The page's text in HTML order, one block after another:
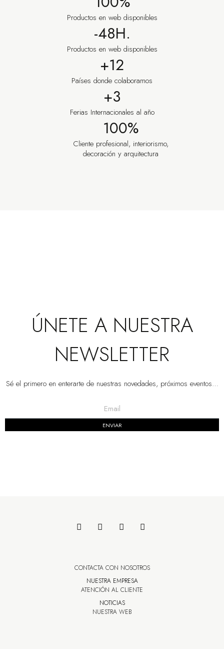
Productos en web disponibles
-48H.
Productos en web disponibles
+12
Países donde colaboramos
+3
Ferias Internacionales al año
100%
Cliente profesional, interiorismo,
decoración y arquitectura
ÚNETE A NUESTRA
NEWSLETTER
Sé el primero en enterarte de nuestras novedades, próximos eventos…
ENVIAR
CONTACTA CON NOSOTROS
NUESTRA EMPRESA
ATENCIÓN AL CLIENTE
NOTICIAS
NUESTRA WEB